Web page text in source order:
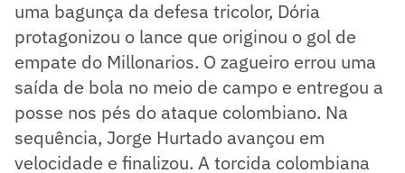
uma bagunça da defesa tricolor, Dória
protagonizou o lance que originou o gol de
empate do Millonarios. O zagueiro errou uma
saída de bola no meio de campo e entregou a
posse nos pés do ataque colombiano. Na
sequência, Jorge Hurtado avançou em
velocidade e finalizou. A torcida colombiana